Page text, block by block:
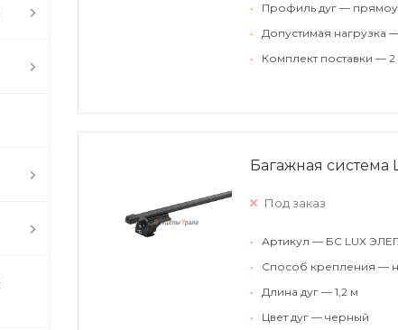
•
Профиль дуг —
•
Допустимая нагрузка
•
Комплект поставки —
Багажная система
Под заказ
•
Артикул — БС LUX
•
Способ крепления —
•
Длина дуг — 1,2 м
•
Цвет дуг — черный